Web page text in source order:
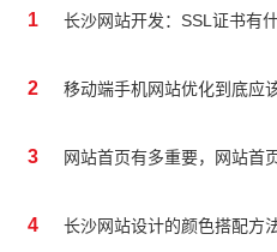
1 长沙网站开发：SSL证书有
2 移动端手机网站优化到底应
3 网站首页有多重要，网站首
4 长沙网站设计的颜色搭配方